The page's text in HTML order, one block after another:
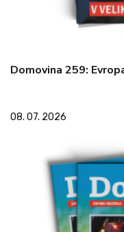
Domovina 259:
08. 07. 2026